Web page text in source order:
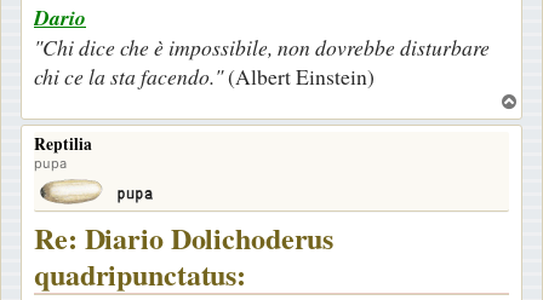
Dario
"Chi dice che è impossibile, non dovrebbe disturbare
chi ce la sta facendo."(Albert Einstein)
o
Reptilia
pupa
Re: Diario Dolichoderus
quadripunctatus: